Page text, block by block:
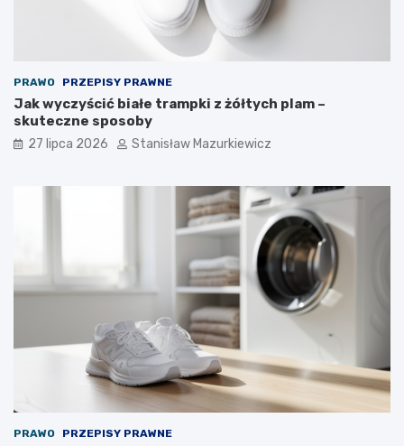
PRAWO PRZEPISY PRAWNE
Jak wyczyścić białe trampki z żółtych plam –
skuteczne sposoby
27 lipca 2026 Stanisław Mazurkiewicz
PRAWO PRZEPISY PRAWNE